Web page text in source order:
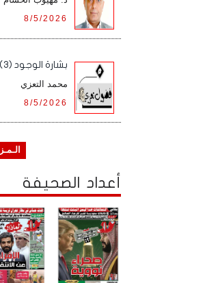
8/5/2026
بشارة الوجود (3)
محمد التعزي
8/5/2026
أعداد الصحيفة